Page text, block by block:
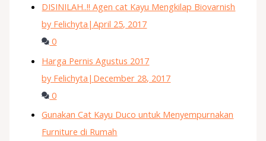
DISINILAH..!! Agen cat Kayu Mengkilap Biovarnish
by Felichyta |April 25, 2017
0
Harga Pernis Agustus 2017
by Felichyta | December 28, 2017
0
Gunakan Cat Kayu Duco untuk Menyempurnakan
Furniture di Rumah